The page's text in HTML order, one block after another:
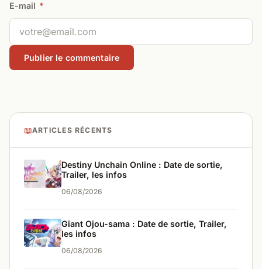
E-mail *
📖ARTICLES RÉCENTS
Destiny Unchain Online : Date de sortie,
Trailer, les infos
06/08/2026
Giant Ojou-sama : Date de sortie, Trailer,
les infos
06/08/2026